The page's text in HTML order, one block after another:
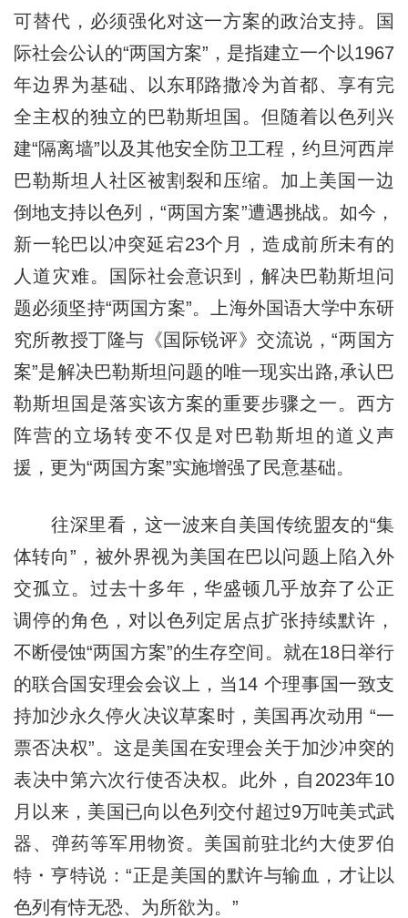
可替代，必须强化对这一方案的政治支持。国
际社会公认的“两国方案”，是指建立一个以1967
年边界为基础、以东耶路撒冷为首都、享有完
全主权的独立的巴勒斯坦国。但随着以色列兴
建“隔离墙”以及其他安全防卫工程，约旦河西岸
巴勒斯坦人社区被割裂和压缩。加上美国一边
倒地支持以色列，“两国方案”遭遇挑战。如今，
新一轮巴以冲突延宕23个月，造成前所未有的
人道灾难。国际社会意识到，解决巴勒斯坦问
题必须坚持“两国方案”。上海外国语大学中东研
究所教授丁隆与《国际锐评》交流说，“两国方
案”是解决巴勒斯坦问题的唯一现实出路,承认巴
勒斯坦国是落实该方案的重要步骤之一。西方
阵营的立场转变不仅是对巴勒斯坦的道义声
援，更为“两国方案”实施增强了民意基础。
往深里看，这一波来自美国传统盟友的“集
体转向”，被外界视为美国在巴以问题上陷入外
交孤立。过去十多年，华盛顿几乎放弃了公正
调停的角色，对以色列定居点扩张持续默许，
不断侵蚀“两国方案”的生存空间。就在18日举行
的联合国安理会会议上，当14 个理事国一致支
持加沙永久停火决议草案时，美国再次动用 “一
票否决权”。这是美国在安理会关于加沙冲突的
表决中第六次行使否决权。此外，自2023年10
月以来，美国已向以色列交付超过9万吨美式武
器、弹药等军用物资。美国前驻北约大使罗伯
特・亨特说：“正是美国的默许与输血，才让以
色列有恃无恐、为所欲为。”